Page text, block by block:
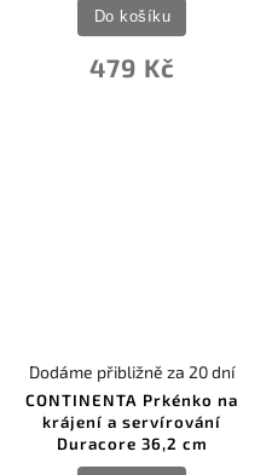
479 Kč
Do košíku
CONTINENTA Prkénko na
krájení a servírování
Duracore 36,2 cm
Dodáme přibližně za 20 dní